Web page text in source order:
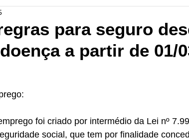
para seguro
a partir de 01/
foi criado por intermédio da Lei nº
social, que tem por finalidade